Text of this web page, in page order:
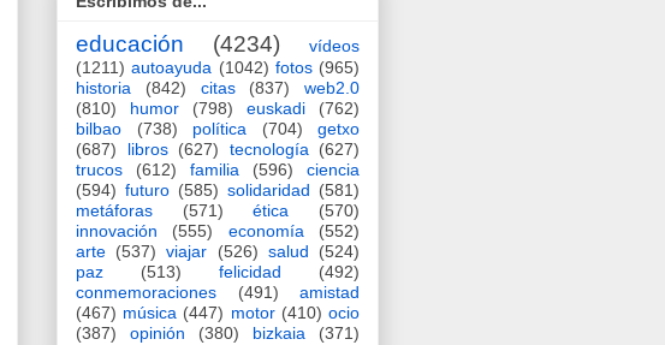
educación (4234)
vídeos
(1211) autoayuda (1042) fotos (965)
historia
(842) citas (837)
web2.0
(810)
humor (798) euskadi
(762)
bilbao
(738) política (704)
getxo
(687)
libros (627) tecnología
(627)
trucos
(612) familia (596)
ciencia
(594) futuro (585) solidaridad (581)
metáforas
(571) ética
(570)
innovación
(555) economía
(552)
arte (537) viajar (526) salud
(524)
paz
(513) felicidad
(492)
conmemoraciones
(491)
amistad
(467) música (447) motor (410) ocio
(387)
opinión (380) bizkaia
(371)